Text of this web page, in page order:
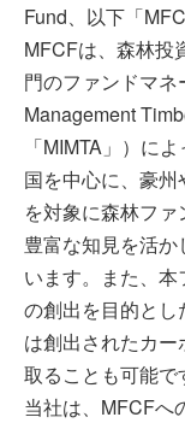
Fund、以下「
MFCFは、森林投
門のファンドマ
Management
「MIMTA」）に
国を中心に、豪
を対象に森林フ
豊富な知見を活
います。また、
の創出を目的と
は創出されたカ
取ることも可能で
当社は、MFCFへ